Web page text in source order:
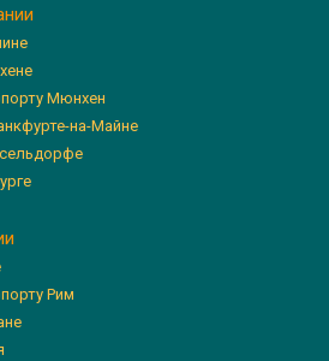
Мюнхен
на-Майне
Рим